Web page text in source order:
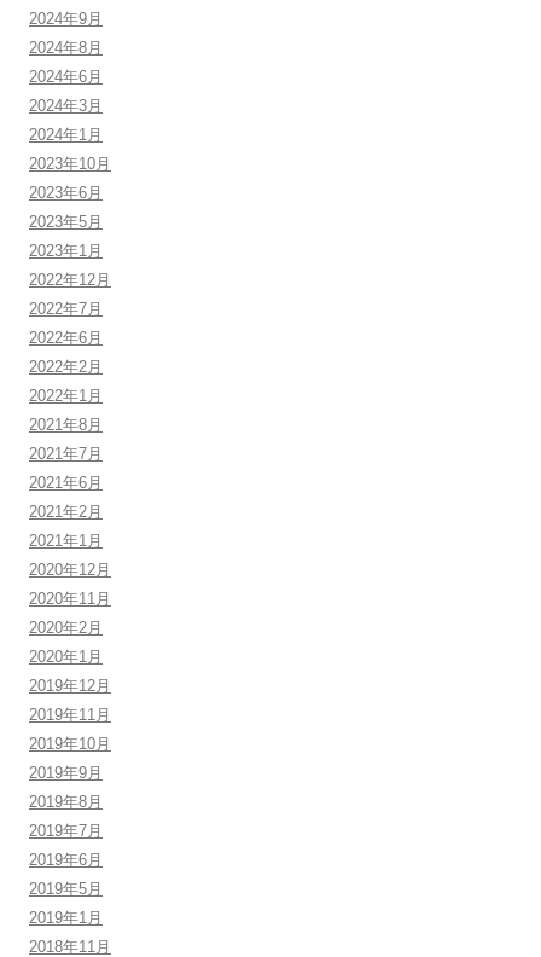
2024年9月
2024年8月
2024年6月
2024年3月
2024年1月
2023年10月
2023年6月
2023年5月
2023年1月
2022年12月
2022年7月
2022年6月
2022年2月
2022年1月
2021年8月
2021年7月
2021年6月
2021年2月
2021年1月
2020年12月
2020年11月
2020年2月
2020年1月
2019年12月
2019年11月
2019年10月
2019年9月
2019年8月
2019年7月
2019年6月
2019年5月
2019年1月
2018年11月